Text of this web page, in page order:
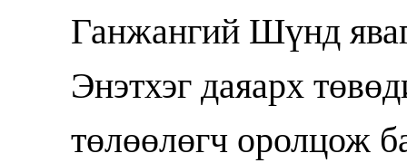
Ганжангий Шүнд
Энэтхэг даяарх
төлөөлөгч оролцож